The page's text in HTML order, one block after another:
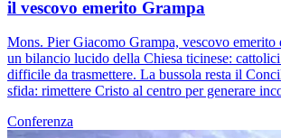
il vescovo emerito Grampa
Mons. Pier Giacomo Grampa, vescovo emerito
un bilancio lucido della Chiesa ticinese:
difficile da trasmettere. La bussola resta il
sfida: rimettere Cristo al centro per generare
Conferenza